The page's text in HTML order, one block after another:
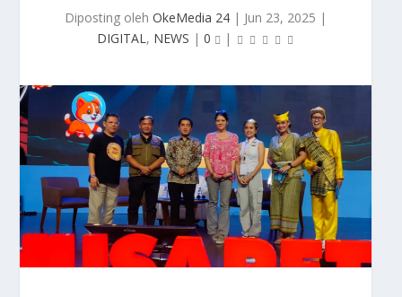
Diposting oleh OkeMedia 24 | Jun 23, 2025 |
DIGITAL, NEWS | 0 |